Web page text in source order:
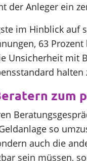
der Anleger ein
im Hinblick auf
63
Unsicherheit mit
halten
zum
so
auch die
sein müssen,